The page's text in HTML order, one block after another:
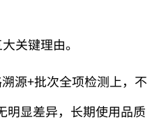
关键理由。
源+批次全项检测上，不
明显差异，长期使用品质